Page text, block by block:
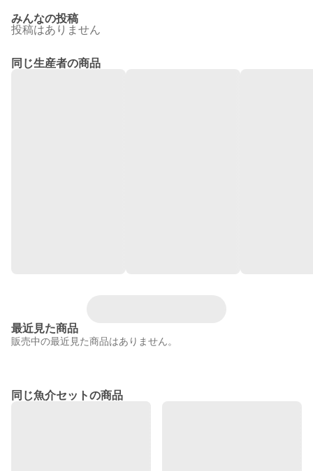
みんなの投稿
投稿はありません
同じ生産者の商品
最近見た商品
販売中の最近見た商品はありません。
同じ魚介セットの商品